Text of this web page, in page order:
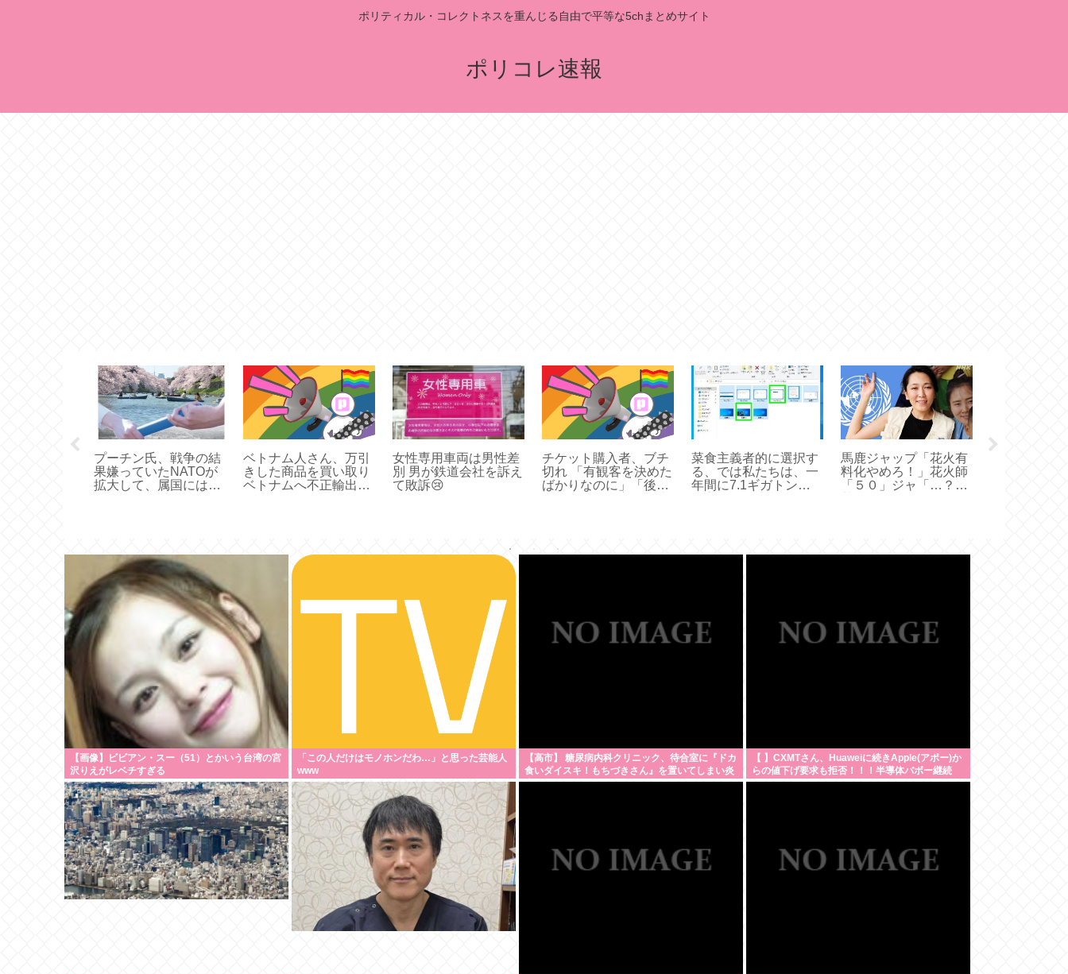
ポリティカル・コレクトネスを重んじる自由で平等な5chまとめサイト
ポリコレ速報
プーチン氏、戦争の結
果嫌っていたNATOが
拡大して、属国には威
ベトナム人さん、万引
きした商品を買い取り
ベトナムへ不正輸出す
女性専用車両は男性差
別 男が鉄道会社を訴え
て敗訴😢
チケット購入者、ブチ
切れ 「有観客を決めた
ばかりなのに」「後の
菜食主義者的に選択す
る、では私たちは、一
年間に7.1ギガトンの
馬鹿ジャップ「花火有
料化やめろ！」花火師
「５０」ジャ「…？」
【画像】ビビアン・スー（51）とかいう台湾の宮
沢りえがレベチすぎる
「この人だけはモノホンだわ…」と思った芸能人
www
【高市】 糖尿病内科クリニック、待合室に『ドカ
食いダイスキ！もちづきさん』を置いてしまい炎
上
【 】CXMTさん、Huaweiに続きApple(アポー)か
らの値下げ要求も拒否！！！半導体バボー継続
へ！！！